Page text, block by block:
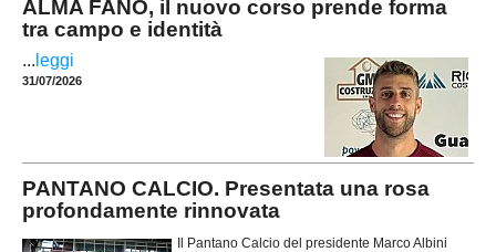
ALMA FANO, il nuovo corso prende forma
tra campo e identità
... leggi
31/07/2026
PANTANO CALCIO. Presentata una rosa
profondamente rinnovata
Il Pantano Calcio del presidente Marco Albini